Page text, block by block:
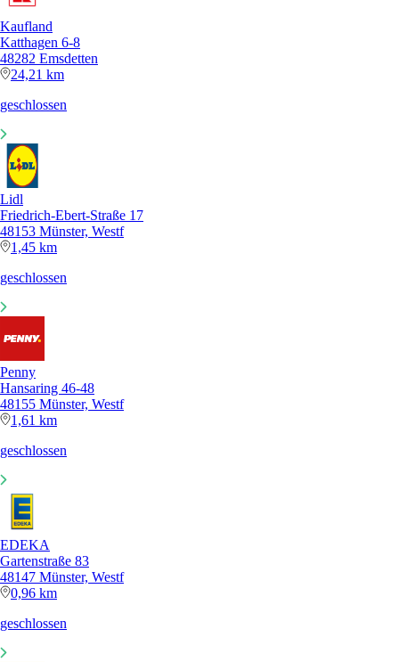
Kaufland
Katthagen 6-8
48282 Emsdetten
24,21 km
geschlossen
Lidl
Friedrich-Ebert-Straße 17
48153 Münster, Westf
1,45 km
geschlossen
Penny
Hansaring 46-48
48155 Münster, Westf
1,61 km
geschlossen
EDEKA
Gartenstraße 83
48147 Münster, Westf
0,96 km
geschlossen